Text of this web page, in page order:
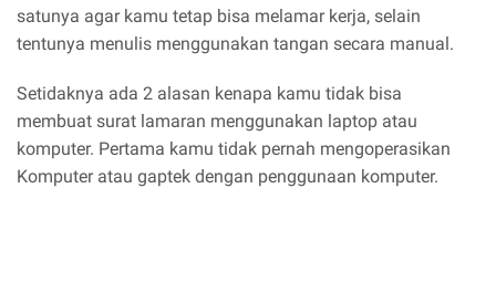
satunya agar kamu tetap bisa melamar kerja, selain
tentunya menulis menggunakan tangan secara manual.
Setidaknya ada 2 alasan kenapa kamu tidak bisa
membuat surat lamaran menggunakan laptop atau
komputer. Pertama kamu tidak pernah mengoperasikan
Komputer atau gaptek dengan penggunaan komputer.